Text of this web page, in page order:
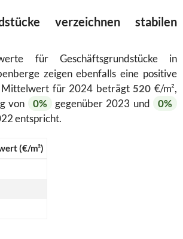
verzeichnen stabilen
für Geschäftsgrundstücke in
zeigen ebenfalls eine positive
Mittelwert für 2024 beträgt520 €/m²,
von
0% gegenüber 2023 und
0%
entspricht.
(€/m²)